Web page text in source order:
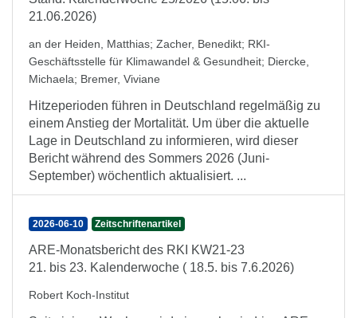
21.06.2026)
an der Heiden, Matthias; Zacher, Benedikt; RKI-
Geschäftsstelle für Klimawandel & Gesundheit; Diercke,
Michaela; Bremer, Viviane
Hitzeperioden führen in Deutschland regelmäßig zu
einem Anstieg der Mortalität. Um über die aktuelle
Lage in Deutschland zu informieren, wird dieser
Bericht während des Sommers 2026 (Juni-
September) wöchentlich aktualisiert. ...
2026-06-10 Zeitschriftenartikel
ARE-Monatsbericht des RKI KW21-23
21. bis 23. Kalenderwoche ( 18.5. bis 7.6.2026)
Robert Koch-Institut